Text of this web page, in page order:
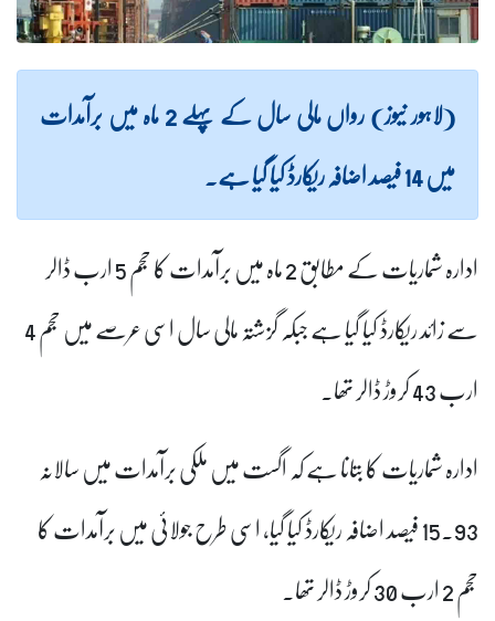
(لاہور نیوز) رواں مالی سال کے پہلے 2 ماہ میں برآمدات
میں 14 فیصد اضافہ ریکارڈ کیا گیا ہے۔
ادارہ شماریات کے مطابق 2 ماہ میں برآمدات کا حجم 5 ارب ڈالر
سے زائد ریکارڈ کیا گیا ہے جبکہ گزشتہ مالی سال اسی عرصے میں حجم 4
ارب 43 کروڑ ڈالر تھا۔
ادارہ شماریات کا بتانا ہے کہ اگست میں ملکی برآمدات میں سالانہ
15.93 فیصد اضافہ ریکارڈ کیا گیا، اسی طرح جولائی میں برآمدات کا
حجم 2 ارب 30 کروڑ ڈالر تھا۔